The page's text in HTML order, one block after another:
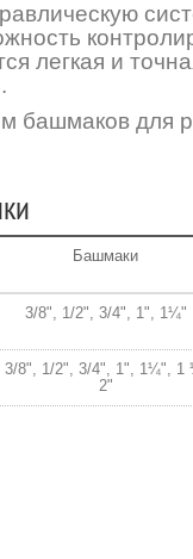
легкая и
башмаков для
Башмаки
3/8", 1/2", 3/4", 1", 1¼"
3/8", 1/2", 3/4", 1", 1¼", 1
2"